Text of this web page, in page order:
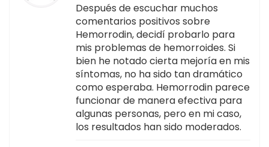
Después de escuchar muchos
comentarios positivos sobre
Hemorrodin, decidí probarlo para
mis problemas de hemorroides. Si
bien he notado cierta mejoría en mis
síntomas, no ha sido tan dramático
como esperaba. Hemorrodin parece
funcionar de manera efectiva para
algunas personas, pero en mi caso,
los resultados han sido moderados.